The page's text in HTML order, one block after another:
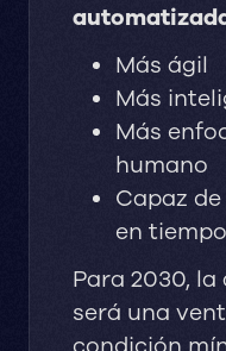
Más ágil
Más
Más
humano
Capaz
en
Para 2030,
será una